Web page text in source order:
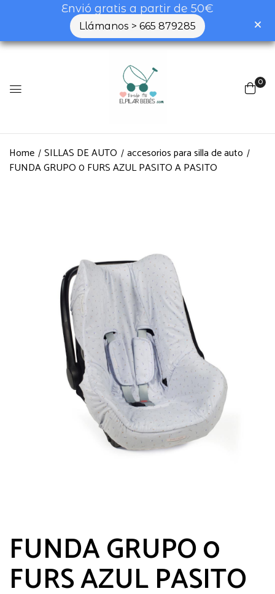
Envió gratis a partir de 50€
Llámanos > 665 879285
0
Home SILLAS DE AUTO
accesorios para silla de auto
FUNDA GRUPO 0 FURS AZUL PASITO A PASITO
FUNDA GRUPO 0
FURS AZUL PASITO